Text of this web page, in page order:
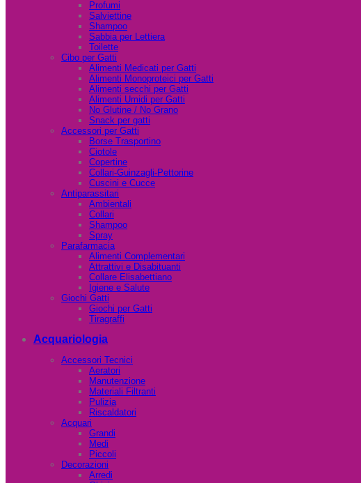
Profumi
Salviettine
Shampoo
Sabbia per Lettiera
Toilette
Cibo per Gatti
Alimenti Medicati per Gatti
Alimenti Monoproteici per Gatti
Alimenti secchi per Gatti
Alimenti Umidi per Gatti
No Glutine / No Grano
Snack per gatti
Accessori per Gatti
Borse Trasportino
Ciotole
Copertine
Collari-Guinzagli-Pettorine
Cuscini e Cucce
Antiparassitari
Ambientali
Collari
Shampoo
Spray
Parafarmacia
Alimenti Complementari
Attrattivi e Disabituanti
Collare Elisabettiano
Igiene e Salute
Giochi Gatti
Giochi per Gatti
Tiragraffi
Acquariologia
Accessori Tecnici
Aeratori
Manutenzione
Materiali Filtranti
Pulizia
Riscaldatori
Acquari
Grandi
Medi
Piccoli
Decorazioni
Arredi